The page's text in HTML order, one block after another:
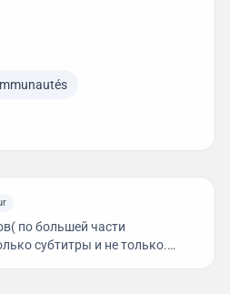
по большей части
субтитры и не только.
вопросам писать @Camusfr